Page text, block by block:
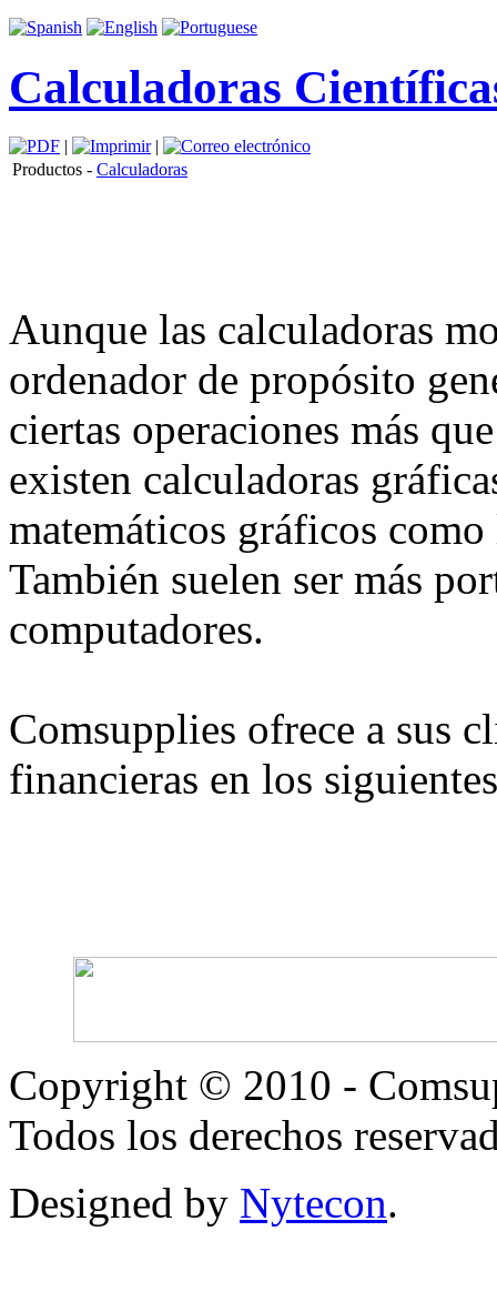
Calculadoras
|
|
Productos - Calculadoras
Aunque las calculadoras
ordenador de propósito
ciertas operaciones más
existen calculadoras
matemáticos gráficos
También suelen ser más
computadores.
Comsupplies ofrece a sus
financieras en los
Copyright © 2010 -
Todos los derechos
Designed by Nytecon.